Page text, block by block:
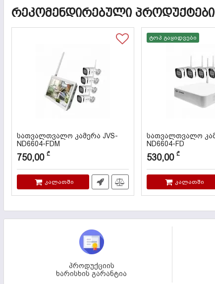
ᲠᲔᲙᲝᲛᲔᲜᲓᲘᲠᲔᲑᲣᲚᲘ ᲞᲠᲝᲓᲣᲥᲢᲔᲑᲘ
სათვალთვალო კამერა JVS-
ND6604-FDM
კოდი: 000119
750,00 ₾
კალათში
ტოპ გაყიდვები
სათვალთვალო
ND6604-FD
კოდი: 000118
530,00 ₾
კალათში
პროდუქციის
ხარისხის გარანტია